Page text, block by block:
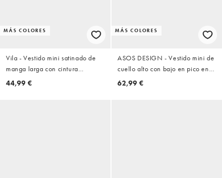
MÁS COLORES
Vila - Vestido mini satinado de
manga larga con cintura
anudada en negro
44,99 €
MÁS COLORES
ASOS DESIGN - Vestido mini de
cuello alto con bajo en pico en
negro
62,99 €